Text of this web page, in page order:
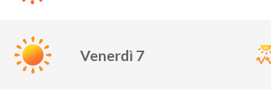
Venerdì 7